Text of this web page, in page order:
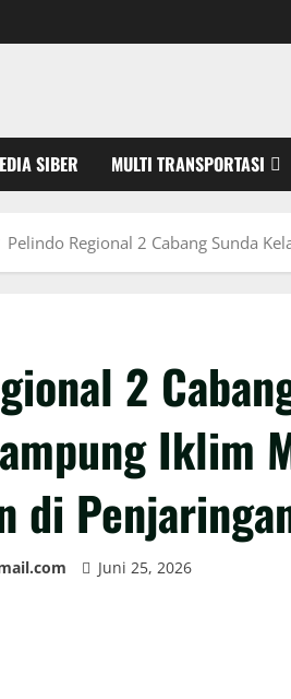
SIBER MULTI TRANSPORTASI
Pelindo Regional 2 Cabang Sunda
2
Iklim
di
Juni 25, 2026